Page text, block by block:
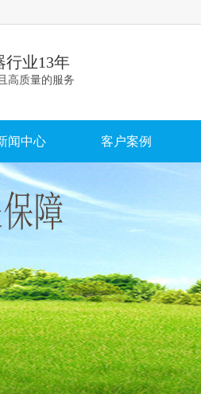
行业13年
高质量的服务
闻中心 客户案例